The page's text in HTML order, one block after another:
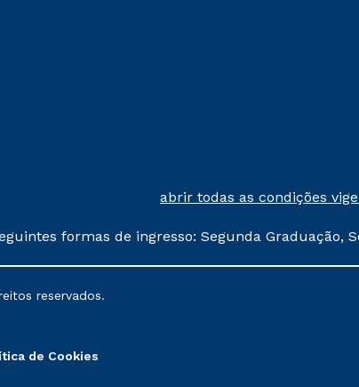
abrir todas as condições
formas de ingresso: Segunda Graduação,
sofrer alterações nos períodos de
reservados.
de Cookies